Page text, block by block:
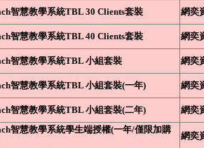
智慧教學系統TBL 30 Clients套裝 網奕
智慧教學系統TBL 40 Clients套裝 網奕
智慧教學系統TBL 小組套裝 網奕
智慧教學系統TBL 小組套裝(一年) 網奕
智慧教學系統TBL 小組套裝(二年) 網奕
智慧教學系統學生端授權(一年/僅限加購
網奕